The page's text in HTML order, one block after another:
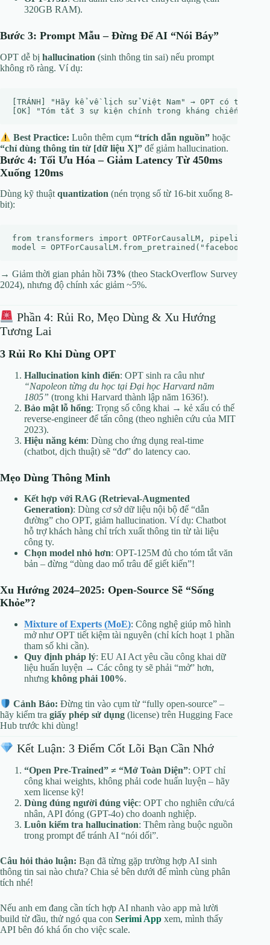
320GB RAM).
Bước 3: Prompt Mẫu – Đừng Để AI “Nói Báy”
OPT dễ bị hallucination (sinh thông tin sai) nếu prompt
không rõ ràng. Ví dụ:
[TRÁNH] "Hãy kể về lịch sử Việt Nam" → OPT có thể
Best Practice: Luôn thêm cụm“trích dẫn nguồn” hoặc
“chỉ dùng thông tin từ [dữ liệu X]” để giảm hallucination.
Bước 4: Tối Ưu Hóa – Giảm Latency Từ 450ms
Xuống 120ms
Dùng kỹ thuật quantization (nén trọng số từ 16-bit xuống 8-
bit):
from transformers import OPTForCausalLM, pipeline
→ Giảm thời gian phản hồi 73% (theo StackOverflow Survey
2024), nhưng độ chính xác giảm ~5%.
Phần 4: Rủi Ro, Mẹo Dùng & Xu Hướng
Tương Lai
3 Rủi Ro Khi Dùng OPT
Hallucination kinh điển: OPT sinh ra câu như
“Napoleon từng du học tại Đại học Harvard năm
1805” (trong khi Harvard thành lập năm 1636!).
Bảo mật lỗ hổng: Trọng số công khai → kẻ xấu có thể
reverse-engineer để tấn công (theo nghiên cứu của MIT
2023).
Hiệu năng kém: Dùng cho ứng dụng real-time
(chatbot, dịch thuật) sẽ “đơ” do latency cao.
Mẹo Dùng Thông Minh
Kết hợp với RAG (Retrieval-Augmented
Generation): Dùng cơ sở dữ liệu nội bộ để “dẫn
đường” cho OPT, giảm hallucination. Ví dụ: Chatbot
hỗ trợ khách hàng chỉ trích xuất thông tin từ tài liệu
công ty.
Chọn model nhỏ hơn: OPT-125M đủ cho tóm tắt văn
bản – đừng “dùng dao mổ trâu để giết kiến”!
Xu Hướng 2024–2025: Open-Source Sẽ “Sống
Khỏe”?
Mixture of Experts (MoE): Công nghệ giúp mô hình
mở như OPT tiết kiệm tài nguyên (chỉ kích hoạt 1 phần
tham số khi cần).
Quy định pháp lý: EU AI Act yêu cầu công khai dữ
liệu huấn luyện → Các công ty sẽ phải “mở” hơn,
nhưng không phải 100%.
Cảnh Báo: Đừng tin vào cụm từ “fully open-source” –
hãy kiểm tra giấy phép sử dụng (license) trên Hugging Face
Hub trước khi dùng!
Kết Luận: 3 Điểm Cốt Lõi Bạn Cần Nhớ
“Open Pre-Trained” ≠ “Mở Toàn Diện”: OPT chỉ
công khai weights, không phải code huấn luyện – hãy
xem license kỹ!
Dùng đúng người đúng việc: OPT cho nghiên cứu/cá
nhân, API đóng (GPT-4o) cho doanh nghiệp.
Luôn kiểm tra hallucination: Thêm ràng buộc nguồn
trong prompt để tránh AI “nói dối”.
Câu hỏi thảo luận: Bạn đã từng gặp trường hợp AI sinh
thông tin sai nào chưa? Chia sẻ bên dưới để mình cùng phân
tích nhé!
Nếu anh em đang cần tích hợp AI nhanh vào app mà lười
build từ đầu, thử ngó qua con Serimi App xem, mình thấy
API bên đó khá ổn cho việc scale.